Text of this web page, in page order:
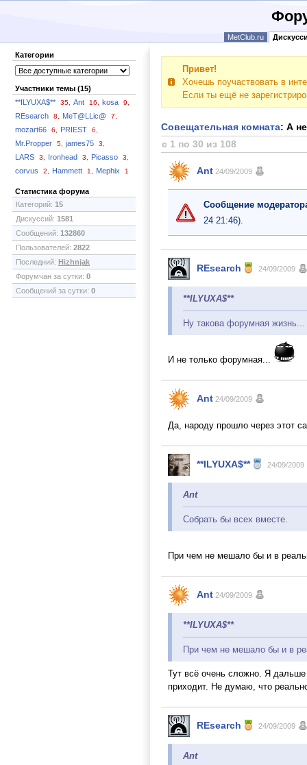
MetClub.ru
Категории
Участники темы (15)
**ILYUXA$**
35, Ant 16, kosa 9,
REsearch 8, MeT@LLic@ 7,
mozart66 6, PRIEST 6,
Mr.Propper 5, james75 3,
LARS 3, Ironhead 3, Picasso 3,
corvus 2, Hammett 1, Mephix 1
Статистика форума
Категорий: 15
Дискуссий: 1581
Сообщений: 132860
Пользователей: 2822
Последний: Hizhnjak
Форумчан за сутки: 0
Сообщений за сутки: 0
Привет!
Хочешь поучаствовать в
Если ты ещё не
Совещательная комната: А
с 1 по 30 из 108
Ant 24/09/2009
Сообщение
24 21:46).
REsearch 24/09/2009
**ILYUXA$**
Ну такова форумная жизнь...
И не только форумная...
Ant 24/09/2009
Да, народу прошло через этот
**ILYUXA$** 24/09/2009
Ant
Собрать бы всех вместе.
При чем не мешало бы и в
Ant 24/09/2009
**ILYUXA$**
При чем не мешало бы и в
Тут всё очень сложно. Я
приходит. Не думаю, что
REsearch 24/09/2009
Ant